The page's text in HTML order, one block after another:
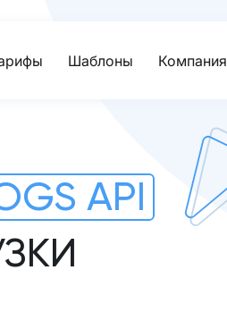
Шаблоны Компания
API